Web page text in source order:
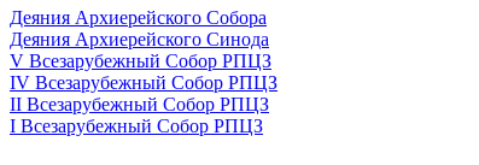
Деяния Архиерейского Собора
Деяния Архиерейского Синода
V Всезарубежный Собор РПЦЗ
IV Всезарубежный Собор РПЦЗ
II Всезарубежный Собор РПЦЗ
I Всезарубежный Собор РПЦЗ